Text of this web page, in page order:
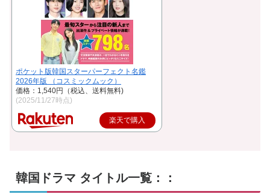
ポケット版韓国スターパーフェクト名鑑
2026年版 （コスミックムック）
価格：1,540円（税込、送料無料)
(2025/11/27時点)
楽天で購入
韓国ドラマ タイトル一覧：：